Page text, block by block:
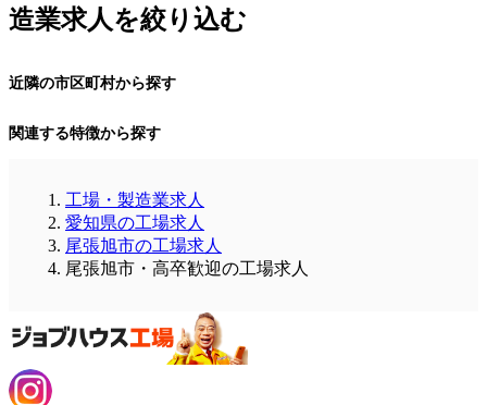
造業求人を絞り込む
近隣の市区町村から探す
関連する特徴から探す
工場・製造業求人
愛知県の工場求人
尾張旭市の工場求人
尾張旭市・高卒歓迎の工場求人